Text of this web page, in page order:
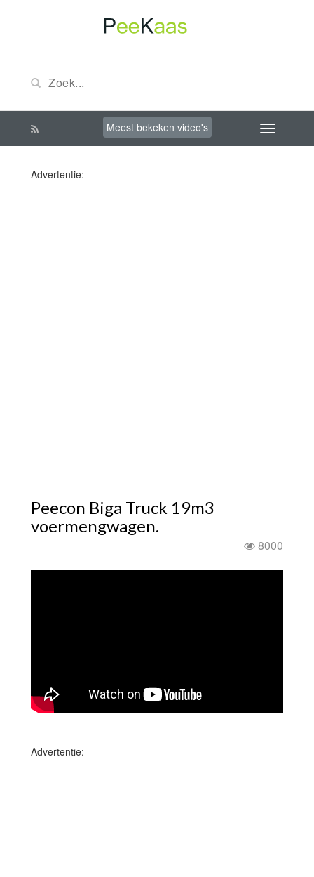
Meest bekeken video's
Advertentie:
Peecon Biga Truck 19m3
voermengwagen.
8000
Advertentie: